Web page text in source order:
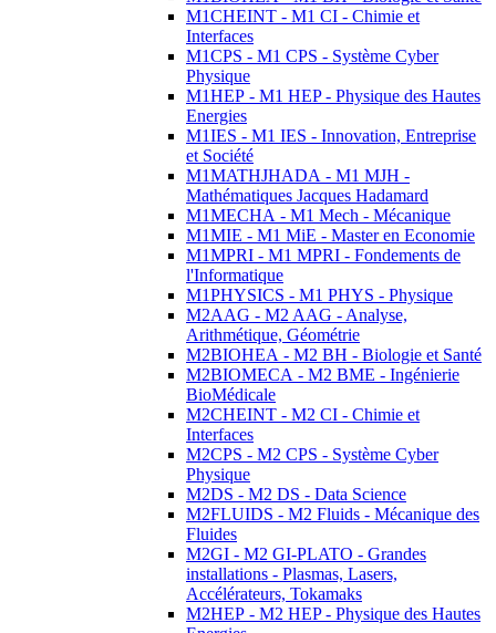
M1CHEINT - M1 CI - Chimie et
Interfaces
M1CPS - M1 CPS - Système Cyber
Physique
M1HEP - M1 HEP - Physique des Hautes
Energies
M1IES - M1 IES - Innovation, Entreprise
et Société
M1MATHJHADA - M1 MJH -
Mathématiques Jacques Hadamard
M1MECHA - M1 Mech - Mécanique
M1MIE - M1 MiE - Master en Economie
M1MPRI - M1 MPRI - Fondements de
l'Informatique
M1PHYSICS - M1 PHYS - Physique
M2AAG - M2 AAG - Analyse,
Arithmétique, Géométrie
M2BIOHEA - M2 BH - Biologie et Santé
M2BIOMECA - M2 BME - Ingénierie
BioMédicale
M2CHEINT - M2 CI - Chimie et
Interfaces
M2CPS - M2 CPS - Système Cyber
Physique
M2DS - M2 DS - Data Science
M2FLUIDS - M2 Fluids - Mécanique des
Fluides
M2GI - M2 GI-PLATO - Grandes
installations - Plasmas, Lasers,
Accélérateurs, Tokamaks
M2HEP - M2 HEP - Physique des Hautes